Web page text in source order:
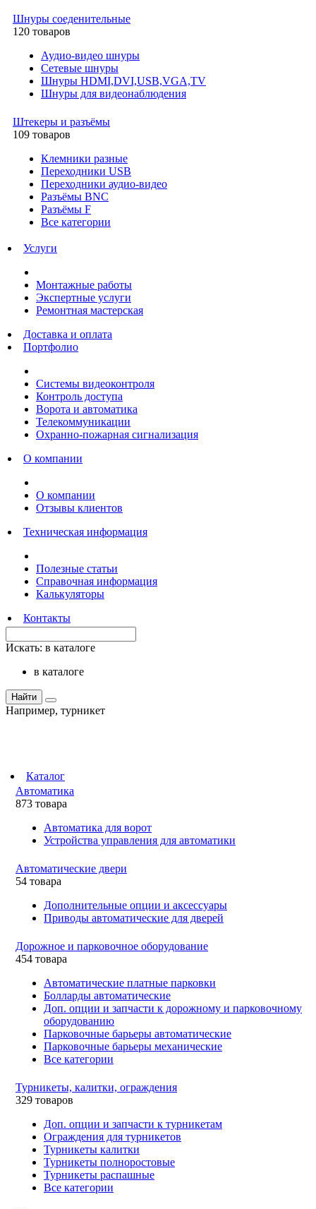
Шнуры соеденительные
120 товаров
Аудио-видео шнуры
Сетевые шнуры
Шнуры HDMI,DVI,USB,VGA,TV
Шнуры для видеонаблюдения
Штекеры и разъёмы
109 товаров
Клемники разные
Переходники USB
Переходники аудио-видео
Разъёмы BNC
Разъёмы F
Все категории
Услуги
Монтажные работы
Экспертные услуги
Ремонтная мастерская
Доставка и оплата
Портфолио
Системы видеоконтроля
Контроль доступа
Ворота и автоматика
Телекоммуникации
Охранно-пожарная сигнализация
О компании
О компании
Отзывы клиентов
Техническая информация
Полезные статьи
Справочная информация
Калькуляторы
Контакты
Искать: в каталоге
в каталоге
Найти
Например, турникет
Каталог
Автоматика
873 товара
Автоматика для ворот
Устройства управления для автоматики
Автоматические двери
54 товара
Дополнительные опции и аксессуары
Приводы автоматические для дверей
Дорожное и парковочное оборудование
454 товара
Автоматические платные парковки
Болларды автоматические
Доп. опции и запчасти к дорожному и парковочному
оборудованию
Парковочные барьеры автоматические
Парковочные барьеры механические
Все категории
Турникеты, калитки, ограждения
329 товаров
Доп. опции и запчасти к турникетам
Ограждения для турникетов
Турникеты калитки
Турникеты полноростовые
Турникеты распашные
Все категории